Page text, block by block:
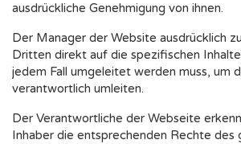
ausdrückliche Genehmigung von ihnen.
Der Manager der Website ausdrücklich
Dritten direkt auf die spezifischen
jedem Fall umgeleitet werden muss, um
verantwortlich umleiten.
Der Verantwortliche der Webseite
Inhaber die entsprechenden Rechte des